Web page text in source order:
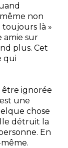
non
toujours là »
amie sur
plus. Cet
qui
ignorée
une
chose
détruit la
En